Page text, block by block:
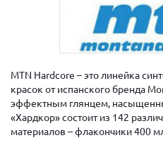
MTN Hardcore – это линейка
красок от испанского бренда
эффектным глянцем,
«Хардкор» состоит из 142
материалов – флакончики 400